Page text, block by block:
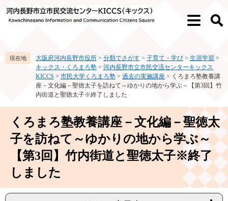
ー
ニ
メ
検
大阪府河内長野市役所 > 分類でさがす > 子育て・学び > 生涯学習 >
キックス・くろまろ塾 > 河内長野市立市民交流センターキックス
KICCS > 市民大学くろまろ塾 > 過去の実施講座 > くろまろ塾教養講
座－文化編－聖徳太子を訪ねて～ゆかりの地から学ぶ～【第3回】竹
内街道と聖徳太子※終了しました
くろまろ塾教養講座－文化編－聖徳太
子を訪ねて～ゆかりの地から学ぶ～
【第3回】竹内街道と聖徳太子※終了
しました